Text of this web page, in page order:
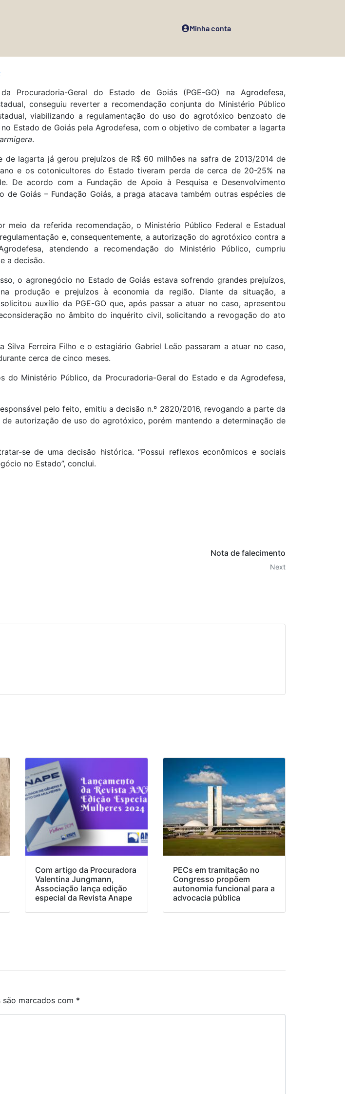
Minha conta
Procuradoria-Geral do Estado de Goiás (PGE-GO) na Agrodefesa,
conseguiu reverter a recomendação conjunta do Ministério Público
viabilizando a regulamentação do uso do agrotóxico benzoato de
Estado de Goiás pela Agrodefesa, com o objetivo de combater a lagarta
.
de lagarta já gerou prejuízos de R$ 60 milhões na safra de 2013/2014 de
e os cotonicultores do Estado tiveram perda de cerca de 20-25% na
De acordo com a Fundação de Apoio à Pesquisa e Desenvolvimento
de Goiás – Fundação Goiás, a praga atacava também outras espécies de
meio da referida recomendação, o Ministério Público Federal e Estadual
e, consequentemente, a autorização do agrotóxico contra a
atendendo a recomendação do Ministério Público, cumpriu
a decisão.
o agronegócio no Estado de Goiás estava sofrendo grandes prejuízos,
produção e prejuízos à economia da região. Diante da situação, a
auxílio da PGE-GO que, após passar a atuar no caso, apresentou
no âmbito do inquérito civil, solicitando a revogação do ato
Ferreira Filho e o estagiário Gabriel Leão passaram a atuar no caso,
cerca de cinco meses.
do Ministério Público, da Procuradoria-Geral do Estado e da Agrodefesa,
pelo feito, emitiu a decisão n.º 2820/2016, revogando a parte da
autorização de uso do agrotóxico, porém mantendo a determinação de
se de uma decisão histórica. “Possui reflexos econômicos e sociais
no Estado”, conclui.
Nota de falecimento
Next
Com artigo da Procuradora
Valentina Jungmann,
Associação lança edição
especial da Revista Anape
PECs em tramitação no
Congresso propõem
autonomia funcional para a
advocacia pública
marcados com *